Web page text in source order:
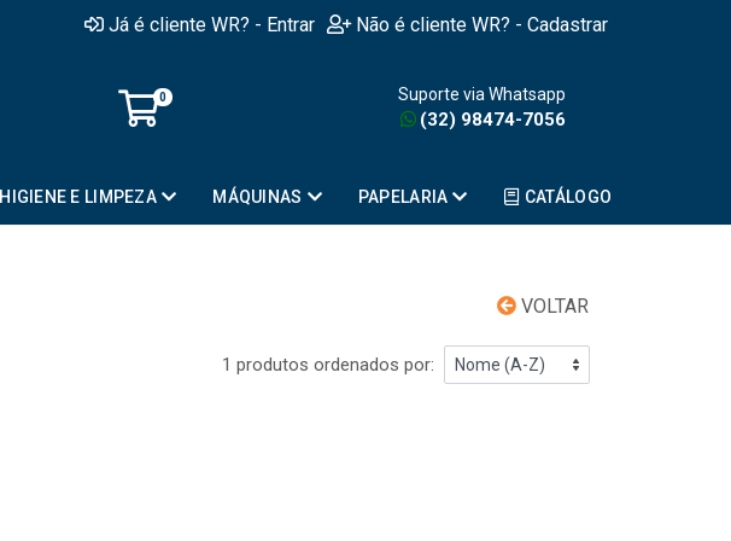
Já é cliente WR? - Entrar Não é cliente WR? - Cadastrar
0 Suporte via Whatsapp
(32) 98474-7056
HIGIENE E LIMPEZA MÁQUINAS PAPELARIA CATÁLOGO
VOLTAR
1 produtos ordenados por: